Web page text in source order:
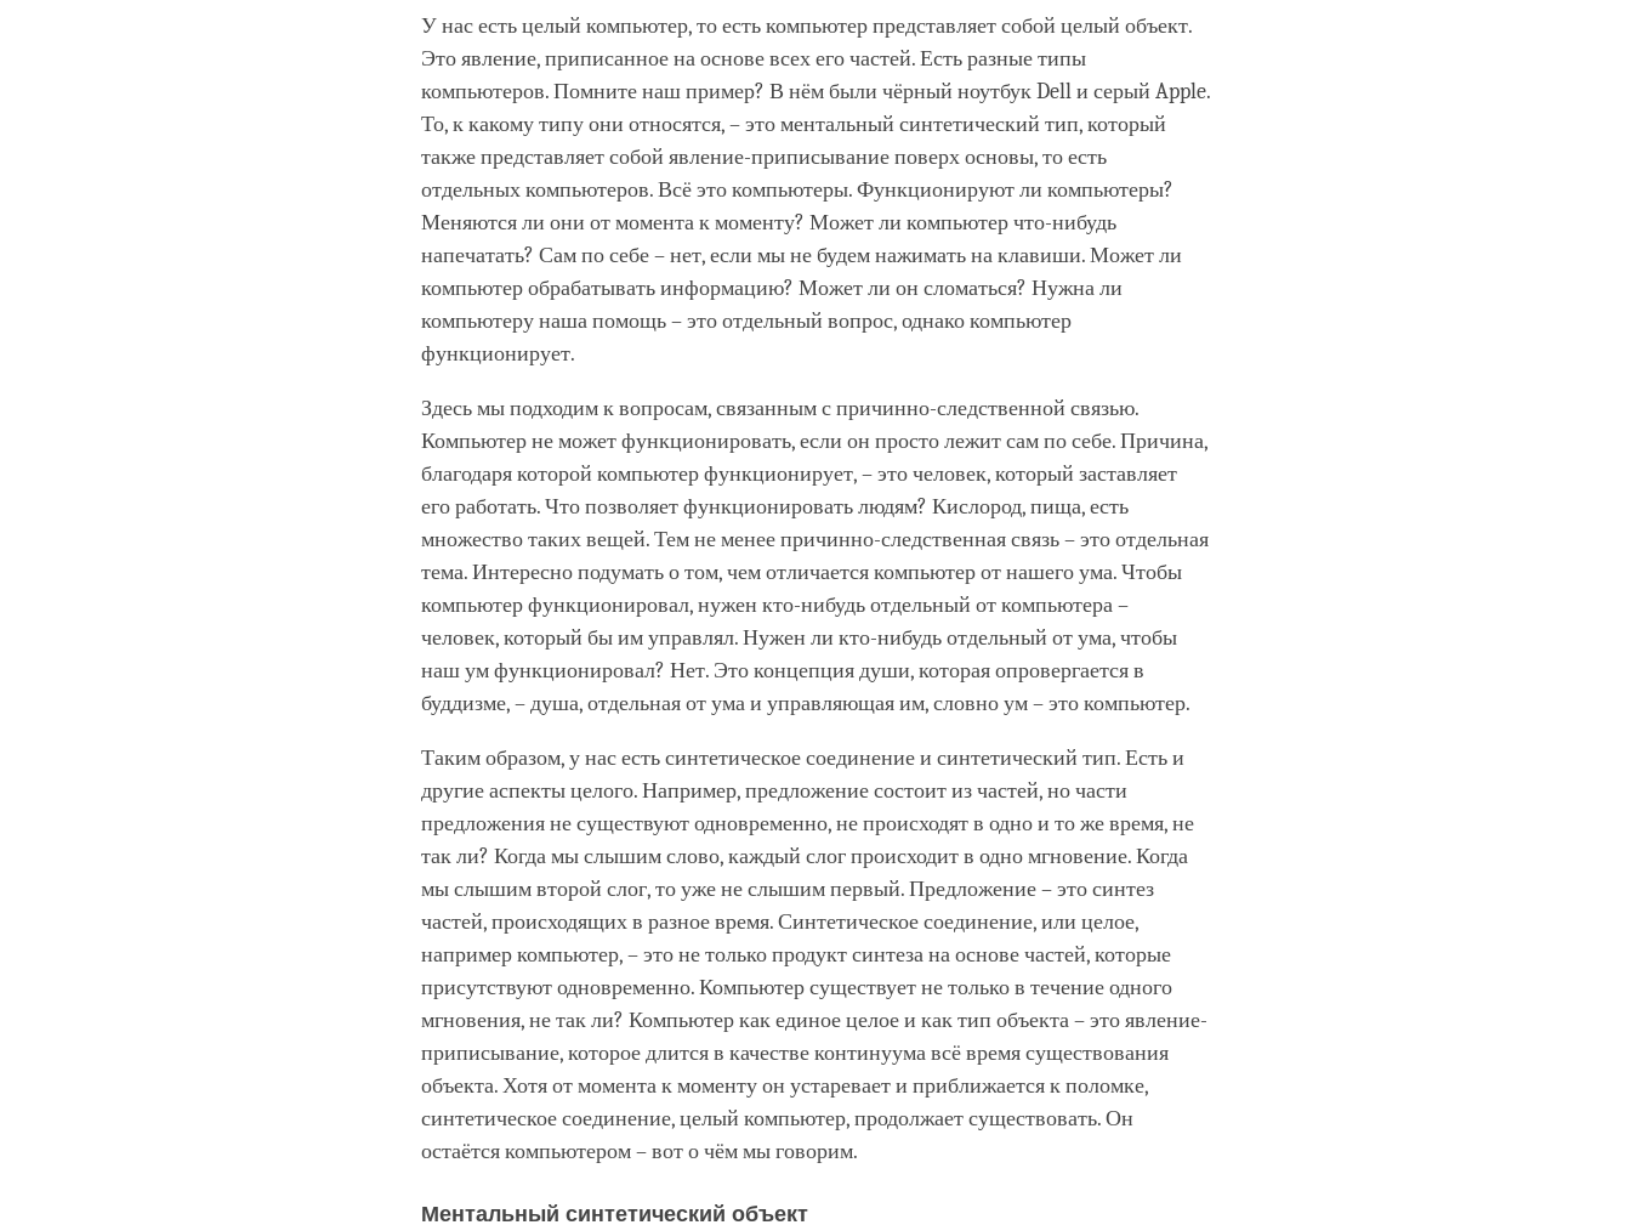
У нас есть целый компьютер, то есть компьютер представляет собой целый объект.
Это явление, приписанное на основе всех его частей. Есть разные типы
компьютеров. Помните наш пример? В нём были чёрный ноутбук Dell и серый Apple.
То, к какому типу они относятся, – это ментальный синтетический тип, который
также представляет собой явление-приписывание поверх основы, то есть
отдельных компьютеров. Всё это компьютеры. Функционируют ли компьютеры?
Меняются ли они от момента к моменту? Может ли компьютер что-нибудь
напечатать? Сам по себе – нет, если мы не будем нажимать на клавиши. Может ли
компьютер обрабатывать информацию? Может ли он сломаться? Нужна ли
компьютеру наша помощь – это отдельный вопрос, однако компьютер
функционирует.
Здесь мы подходим к вопросам, связанным с причинно-следственной связью.
Компьютер не может функционировать, если он просто лежит сам по себе. Причина,
благодаря которой компьютер функционирует, – это человек, который заставляет
его работать. Что позволяет функционировать людям? Кислород, пища, есть
множество таких вещей. Тем не менее причинно-следственная связь – это отдельная
тема. Интересно подумать о том, чем отличается компьютер от нашего ума. Чтобы
компьютер функционировал, нужен кто-нибудь отдельный от компьютера –
человек, который бы им управлял. Нужен ли кто-нибудь отдельный от ума, чтобы
наш ум функционировал? Нет. Это концепция души, которая опровергается в
буддизме, – душа, отдельная от ума и управляющая им, словно ум – это компьютер.
Таким образом, у нас есть синтетическое соединение и синтетический тип. Есть и
другие аспекты целого. Например, предложение состоит из частей, но части
предложения не существуют одновременно, не происходят в одно и то же время, не
так ли? Когда мы слышим слово, каждый слог происходит в одно мгновение. Когда
мы слышим второй слог, то уже не слышим первый. Предложение – это синтез
частей, происходящих в разное время. Синтетическое соединение, или целое,
например компьютер, – это не только продукт синтеза на основе частей, которые
присутствуют одновременно. Компьютер существует не только в течение одного
мгновения, не так ли? Компьютер как единое целое и как тип объекта – это явление-
приписывание, которое длится в качестве континуума всё время существования
объекта. Хотя от момента к моменту он устаревает и приближается к поломке,
синтетическое соединение, целый компьютер, продолжает существовать. Он
остаётся компьютером – вот о чём мы говорим.
Ментальный синтетический объект